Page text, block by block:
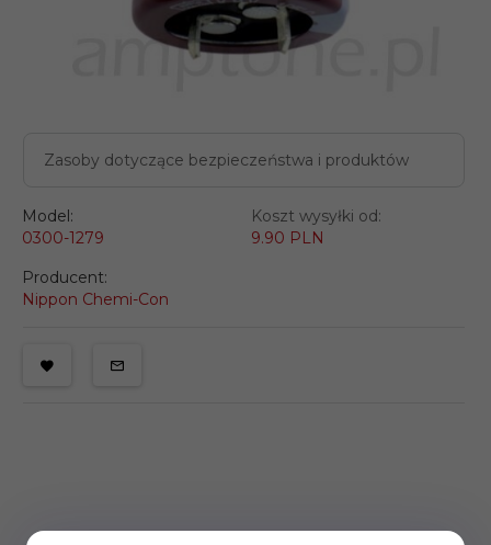
Zasoby dotyczące bezpieczeństwa i produktów
Model:
0300-1279
Koszt wysyłki od:
9.90 PLN
Producent:
Nippon Chemi-Con